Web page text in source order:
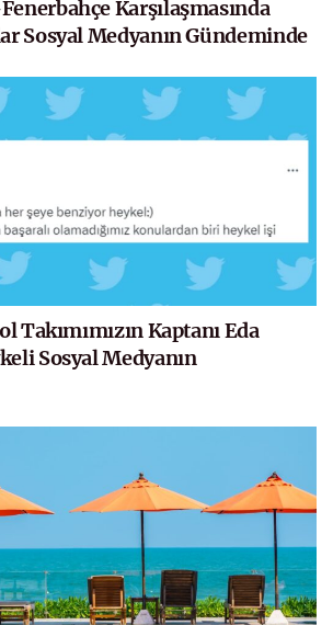
Karşılaşmasında
Sosyal Medyanın Gündeminde
Takımımızın Kaptanı Eda
Sosyal Medyanın